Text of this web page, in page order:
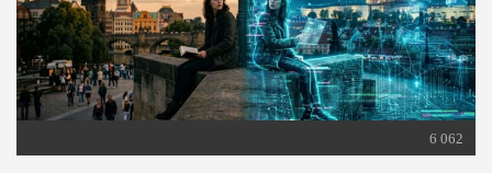
6 062